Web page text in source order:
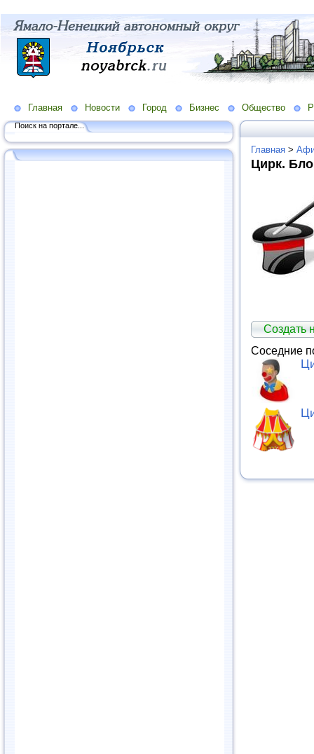
Главная Новости Город Бизнес Общество
Поиск на портале...
Главная >
Цирк.
Создать
Соседние